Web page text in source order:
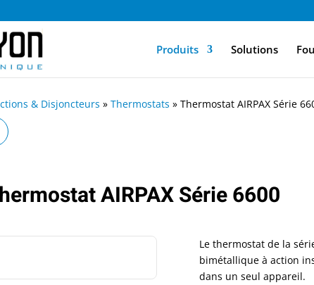
Produits Solutions
& Disjoncteurs » Thermostats » Thermostat AIRPAX Série
AIRPAX Série 6600
Le thermostat de la
bimétallique à action
dans un seul appareil.